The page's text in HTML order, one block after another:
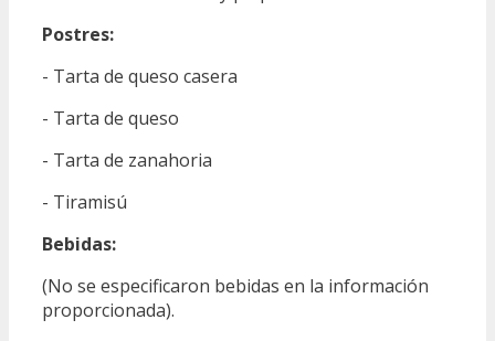
Postres:
- Tarta de queso casera
- Tarta de queso
- Tarta de zanahoria
- Tiramisú
Bebidas:
(No se especificaron bebidas en la información
proporcionada).